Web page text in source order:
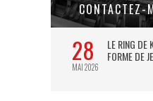
CONTACTEZ-
28
MAI 2026
LE RING DE
FORME DE